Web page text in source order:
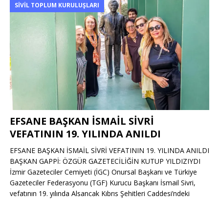
SIVIL TOPLUM KURULUŞLARI
EFSANE BAŞKAN İSMAİL SİVRİ
VEFATININ 19. YILINDA ANILDI
EFSANE BAŞKAN İSMAİL SİVRİ VEFATININ 19. YILINDA ANILDI
BAŞKAN GAPPİ: ÖZGÜR GAZETECİLİĞİN KUTUP YILDIZIYDI
İzmir Gazeteciler Cemiyeti (İGC) Onursal Başkanı ve Türkiye
Gazeteciler Federasyonu (TGF) Kurucu Başkanı İsmail Sivri,
vefatının 19. yılında Alsancak Kıbrıs Şehitleri Caddesi’ndeki